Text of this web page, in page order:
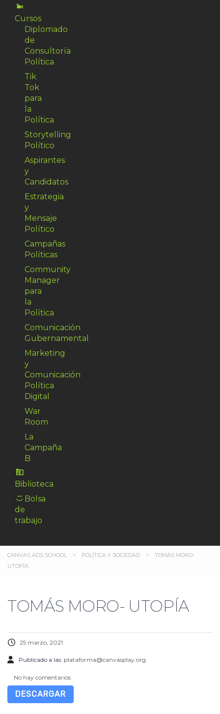
Cursos
Diplomado
de
Consultoría
Política
Tik
Tok
para
la
Política
Storytelling
Político
Aspirantes
y
Candidatos
Estrategia
y
Mensaje
Político
Campañas
Políticas
Community
Manager
para
la
Política
Comunicación
Gubernamental
Marketing
y
Comunicación
Política
Digital
War
Room
La
Campaña
B
Biblioteca
Bolsa
de
trabajo
CANVAS ADS SCHOOL > POLÍTICA Y SOCIEDAD >
TOMÁS MORO-
UTOPÍA
TOMÁS MORO- UTOPÍA
25 marzo, 2021
Publicado a las: plataforma@canvasplay.org
No hay comentarios
DESCARGAR